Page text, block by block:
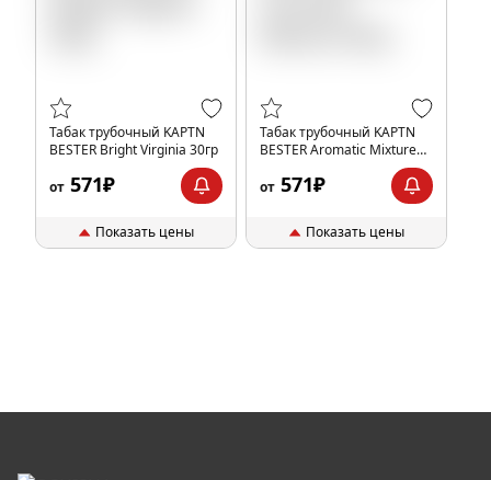
Табак трубочный KAPTN
BESTER Bright Virginia 30гр
от 571₽
Показать цены
Табак трубочный KAPTN
BESTER Aromatic Mixture
от 571₽
Показать цены